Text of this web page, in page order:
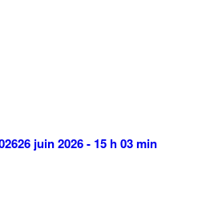
26 juin 2026 - 15 h 03 min